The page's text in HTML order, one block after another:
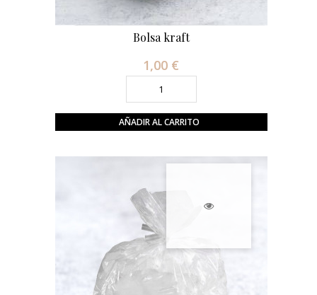
Bolsa kraft
1,00 €
AÑADIR AL CARRITO